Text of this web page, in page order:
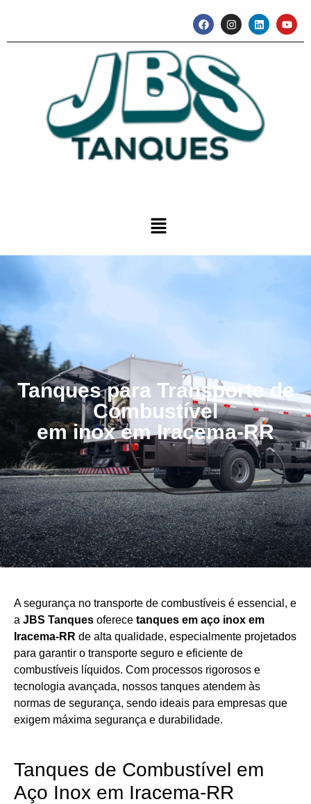
Tanques para Transporte de
Combustível
em inox em Iracema-RR
A segurança no transporte de combustíveis é essencial, e
a JBS Tanques oferece tanques em aço inox em
Iracema-RR de alta qualidade, especialmente projetados
para garantir o transporte seguro e eficiente de
combustíveis líquidos. Com processos rigorosos e
tecnologia avançada, nossos tanques atendem às
normas de segurança, sendo ideais para empresas que
exigem máxima segurança e durabilidade.
Tanques de Combustível em
Aço Inox em Iracema-RR